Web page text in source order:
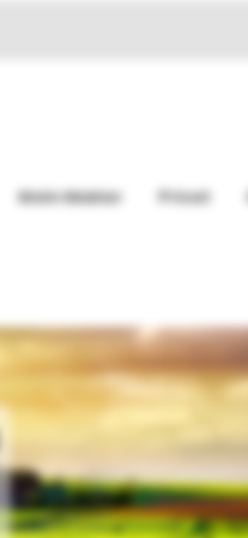
Mein Makler Privat